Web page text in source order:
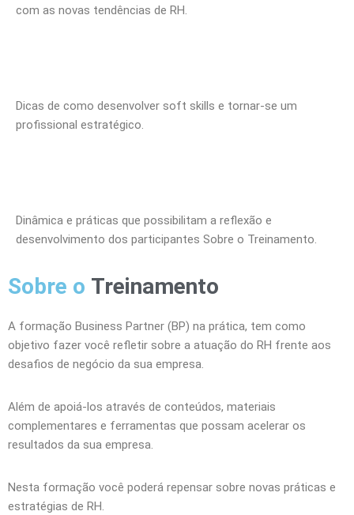
com as novas tendências de RH.
Dicas de como desenvolver soft skills e tornar-se um
profissional estratégico.
Dinâmica e práticas que possibilitam a reflexão e
desenvolvimento dos participantes Sobre o Treinamento.
Sobre o Treinamento
A formação Business Partner (BP) na prática, tem como
objetivo fazer você refletir sobre a atuação do RH frente aos
desafios de negócio da sua empresa.
Além de apoiá-los através de conteúdos, materiais
complementares e ferramentas que possam acelerar os
resultados da sua empresa.
Nesta formação você poderá repensar sobre novas práticas e
estratégias de RH.